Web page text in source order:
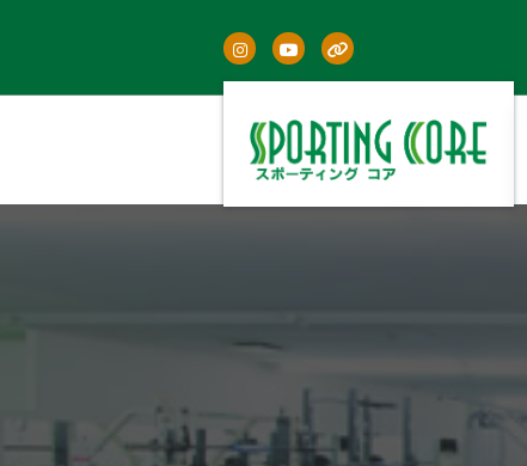
ン
キ
筑豊地区最大級の敷地面積を誇る広さ、駐車場120台
タジオレッスン、酸素ルーム、サウナあり。ゴルフ練